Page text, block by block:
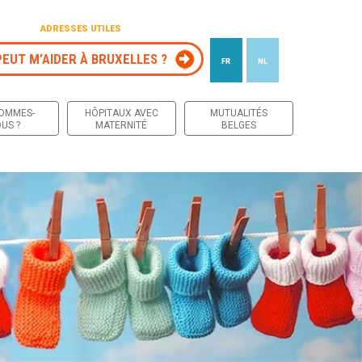
ADRESSES UTILES
M’AIDER À BRUXELLES ? FR NL
?
HÔPITAUX AVEC
MATERNITÉ
MUTUALITÉS
BELGES